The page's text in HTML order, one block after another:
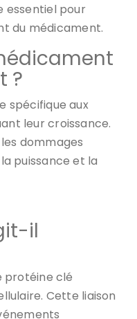
essentiel pour
du médicament.
?
spécifique aux
leur croissance.
dommages
puissance et la
il
protéine clé
Cette liaison